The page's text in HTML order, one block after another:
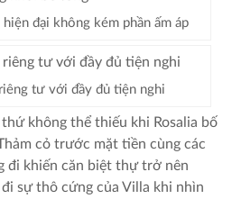
đại không kém phần ấm áp
tư với đầy đủ tiện nghi
không thể thiếu khi Rosalia bố
cỏ trước mặt tiền cùng các
đi khiến căn biệt thự trở nên
sự thô cứng của Villa khi nhìn